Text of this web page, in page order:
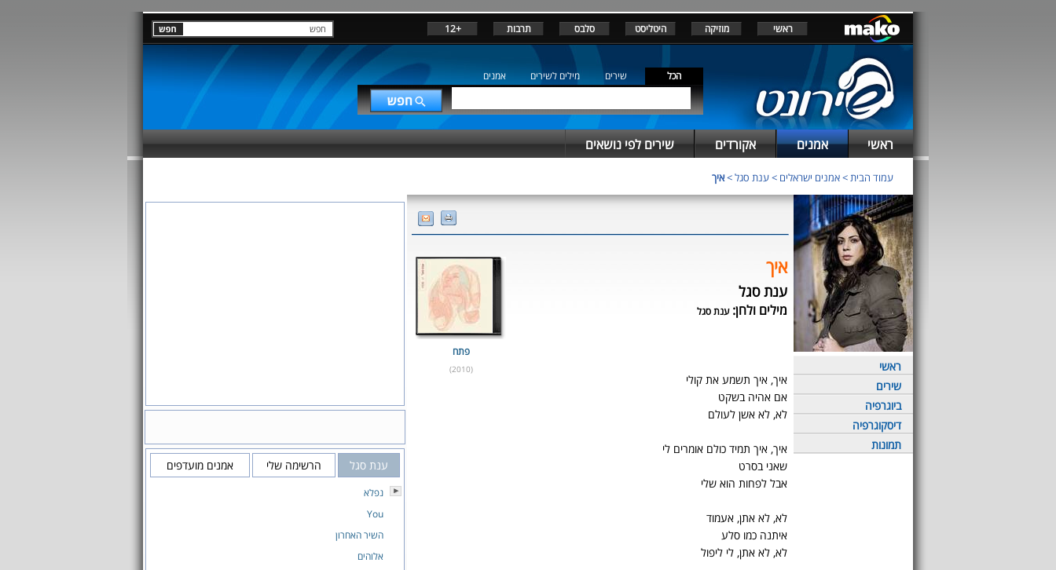
ראשי מוזיקה היטליסט סלבס תרבות +12
הכל שירים מילים לשירים אמנים
ראשי אמנים אקורדים שירים לפי נושאים
עמוד הבית>אמנים ישראלים >ענת סגל>איך
ראשי
שירים
ביוגרפיה
דיסקוגרפיה
תמונות
איך
ענת סגל
מילים ולחן:ענת סגל
איך, איך תשמע את קולי
אם אהיה בשקט
לא, לא אשן לעולם
איך, איך תמיד כולם אומרים לי
שאני בסרט
אבל לפחות הוא שלי
לא, לא אתן, אעמוד
איתנה כמו סלע
לא, לא אתן, לי ליפול
פתח
(2010)
ענת סגל הרשימה שלי אמנים מועדפים
נפלא
You
השיר האחרון
אלוהים